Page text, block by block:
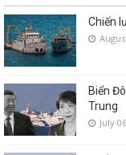
Chiến
Biển
Trung
July